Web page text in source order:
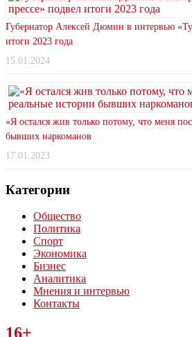
Губернатор Алексей Дюмин в интервью
итоги 2023 года
15.01.2024
«Я остался жив только потому, что меня
бывших наркоманов
17.01.2023
Категории
Общество
Политика
Спорт
Экономика
Бизнес
Аналитика
Мнения и интервью
Контакты
Читайте последние новости дня в
16+